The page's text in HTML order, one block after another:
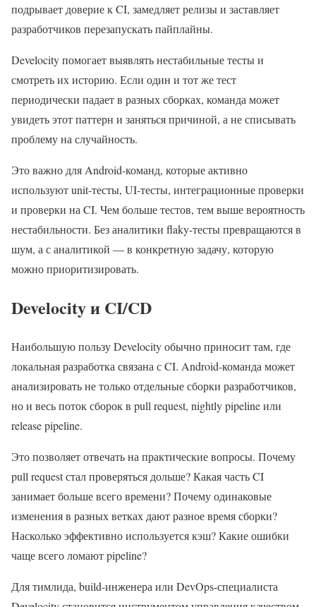
подрывает доверие к CI, замедляет релизы и заставляет
разработчиков перезапускать пайплайны.
Develocity помогает выявлять нестабильные тесты и
смотреть их историю. Если один и тот же тест
периодически падает в разных сборках, команда может
увидеть этот паттерн и заняться причиной, а не списывать
проблему на случайность.
Это важно для Android-команд, которые активно
используют unit-тесты, UI-тесты, интеграционные проверки
и проверки на CI. Чем больше тестов, тем выше вероятность
нестабильности. Без аналитики flaky-тесты превращаются в
шум, а с аналитикой — в конкретную задачу, которую
можно приоритизировать.
Develocity и CI/CD
Наибольшую пользу Develocity обычно приносит там, где
локальная разработка связана с CI. Android-команда может
анализировать не только отдельные сборки разработчиков,
но и весь поток сборок в pull request, nightly pipeline или
release pipeline.
Это позволяет отвечать на практические вопросы. Почему
pull request стал проверяться дольше? Какая часть CI
занимает больше всего времени? Почему одинаковые
изменения в разных ветках дают разное время сборки?
Насколько эффективно используется кэш? Какие ошибки
чаще всего ломают pipeline?
Для тимлида, build-инженера или DevOps-специалиста